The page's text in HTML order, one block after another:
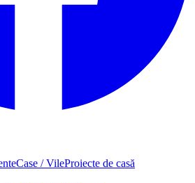
Case / VileProiecte de casă